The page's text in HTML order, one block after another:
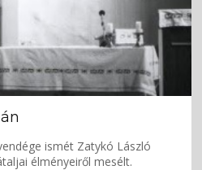
ismét Zatykó László
élményeiről mesélt.